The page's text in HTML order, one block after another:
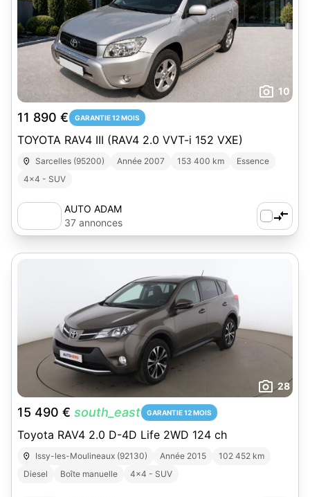
10
11 890 € GARANTIE 12 MOIS
TOYOTA RAV4 III (RAV4 2.0 VVT-i 152 VXE)
Sarcelles (95200) Année 2007 153 400 km
Essence
4x4 - SUV
AUTO ADAM
37 annonces
28
15 490 € south_east GARANTIE 12 MOIS
Toyota RAV4 2.0 D-4D Life 2WD 124 ch
Issy-les-Moulineaux (92130) Année 2015
102 452 km
Diesel
Boîte manuelle 4x4 - SUV